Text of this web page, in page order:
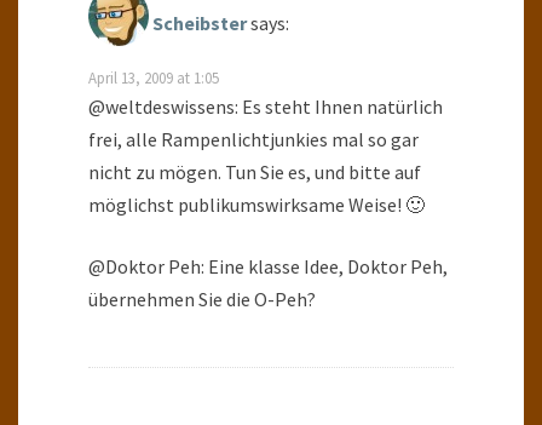
Scheibstersays:
April 13, 2009 at 1:05
@weltdeswissens: Es steht Ihnen natürlich
frei, alle Rampenlichtjunkies mal so gar
nicht zu mögen. Tun Sie es, und bitte auf
möglichst publikumswirksame Weise! 🙂
@Doktor Peh: Eine klasse Idee, Doktor Peh,
übernehmen Sie die O-Peh?